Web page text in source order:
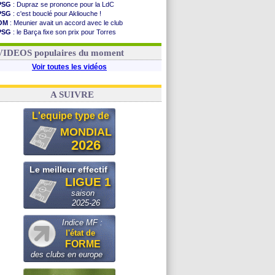
: Dupraz se prononce pour la LdC
: c'est bouclé pour Akliouche !
: Meunier avait un accord avec le club
: le Barça fixe son prix pour Torres
: Torres souhaite rejoindre le PSG !
populaires du moment
Voir toutes les vidéos
A SUIVRE
L'equipe type de
MONDIAL
2026
Le meilleur effectif
LIGUE 1
saison
2025-26
Indice MF :
l'état de
FORME
des clubs en europe